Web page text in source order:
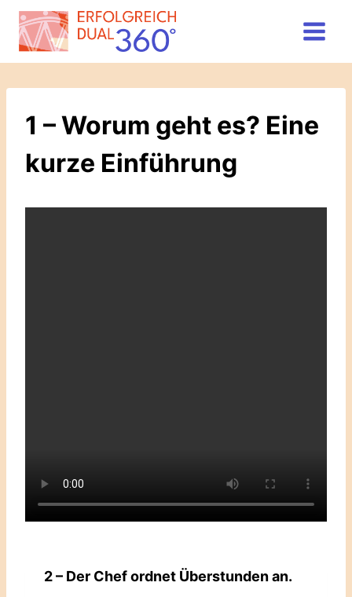
Zum
Inhalt
springen
1 – Worum geht es? Eine
kurze Einführung
2 – Der Chef ordnet Überstunden an.